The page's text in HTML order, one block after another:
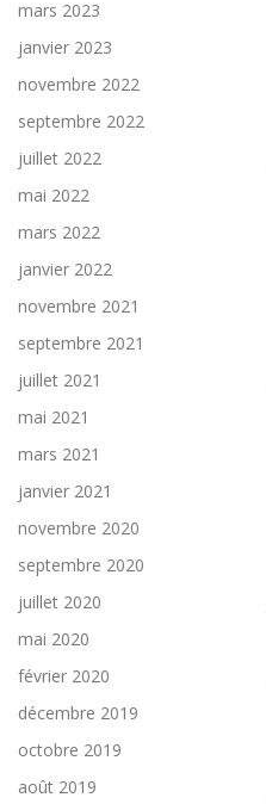
mars 2023
janvier 2023
novembre 2022
septembre 2022
juillet 2022
mai 2022
mars 2022
janvier 2022
novembre 2021
septembre 2021
juillet 2021
mai 2021
mars 2021
janvier 2021
novembre 2020
septembre 2020
juillet 2020
mai 2020
février 2020
décembre 2019
octobre 2019
août 2019